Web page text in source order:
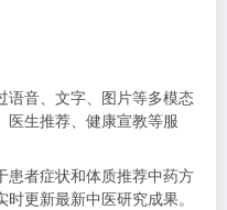
语音、文字、图片等多模态
医生推荐、健康宣教等服
患者症状和体质推荐中药方
更新最新中医研究成果。